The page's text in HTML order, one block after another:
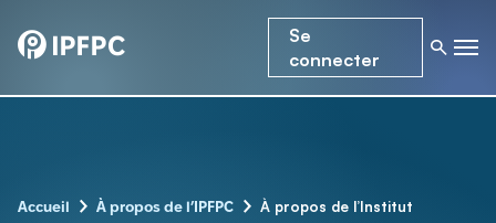
Se
connecter
Accueil – À propos de l’IPFPC – À propos de l’Institut